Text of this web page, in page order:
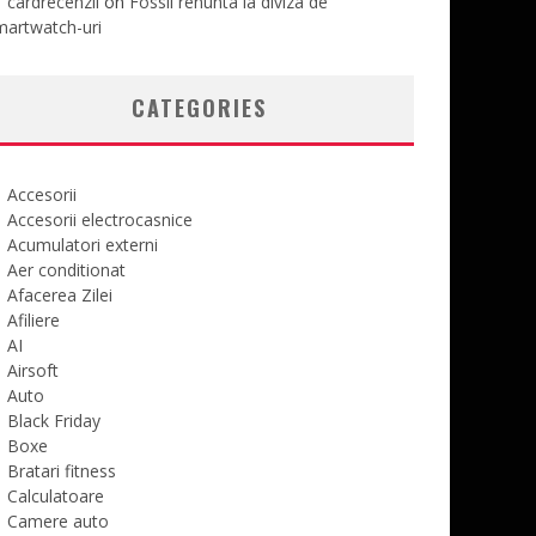
uri
CATEGORIES
Accesorii
Accesorii electrocasnice
Acumulatori externi
Aer conditionat
Afacerea Zilei
Afiliere
AI
Airsoft
Auto
Black Friday
Boxe
Bratari fitness
Calculatoare
Camere auto